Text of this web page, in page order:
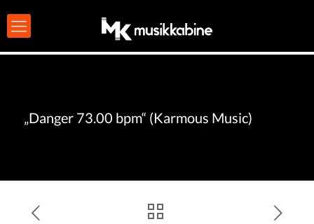
„Danger 73.00 bpm“ (Karmous Music)